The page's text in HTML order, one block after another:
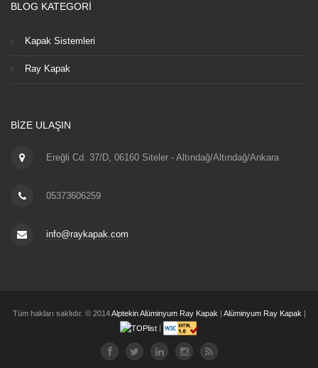
BLOG KATEGORİ
Kapak Sistemleri
Ray Kapak
BIZE ULAŞIN
Ereğli Cd. 37/D, 06160 Siteler - Altındağ/Altındağ/Ankara
05373606259
info@raykapak.com
Tüm hakları saklıdır. © 2014Alptekin Alüminyum Ray Kapak | Alüminyum Ray Kapak |
|